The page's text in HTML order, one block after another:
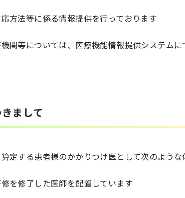
方法等に係る情報提供を行っております
関等については、医療機能情報提供システム
まして
定する患者様のかかりつけ医として次のような
を修了した医師を配置しています